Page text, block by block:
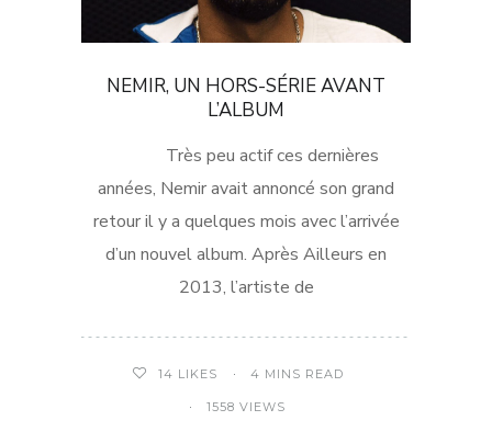
NEMIR, UN HORS-SÉRIE AVANT
L’ALBUM
Très peu actif ces dernières
années, Nemir avait annoncé son grand
retour il y a quelques mois avec l’arrivée
d’un nouvel album. Après Ailleurs en
2013, l’artiste de
14 LIKES 4 MINS READ
1558 VIEWS